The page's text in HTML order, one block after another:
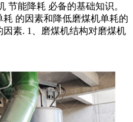
节能降耗 必备的基础知识。
的因素和降低磨煤机单耗的
素. 1、磨煤机结构对磨煤机